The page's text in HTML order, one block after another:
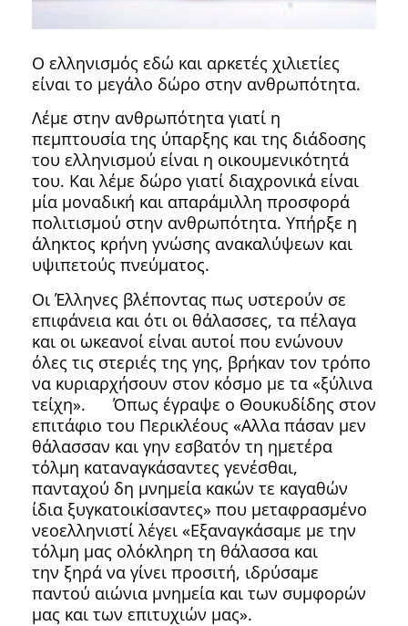
Ο ελληνισμός εδώ και αρκετές χιλιετίες
είναι το μεγάλο δώρο στην ανθρωπότητα.
Λέμε στην ανθρωπότητα γιατί η
πεμπτουσία της ύπαρξης και της διάδοσης
του ελληνισμού είναι η οικουμενικότητά
του. Και λέμε δώρο γιατί διαχρονικά είναι
μία μοναδική και απαράμιλλη προσφορά
πολιτισμού στην ανθρωπότητα. Υπήρξε η
άληκτος κρήνη γνώσης ανακαλύψεων και
υψιπετούς πνεύματος.
Οι Έλληνες βλέποντας πως υστερούν σε
επιφάνεια και ότι οι θάλασσες, τα πέλαγα
και οι ωκεανοί είναι αυτοί που ενώνουν
όλες τις στεριές της γης, βρήκαν τον τρόπο
να κυριαρχήσουν στον κόσμο με τα «ξύλινα
τείχη». Όπως έγραψε ο Θουκυδίδης στον
επιτάφιο του Περικλέους «Αλλα πάσαν μεν
θάλασσαν και γην εσβατόν τη ημετέρα
τόλμη καταναγκάσαντες γενέσθαι,
πανταχού δη μνημεία κακών τε καγαθών
ίδια ξυγκατοικίσαντες» που μεταφρασμένο
νεοελληνιστί λέγει «Εξαναγκάσαμε με την
τόλμη μας ολόκληρη τη θάλασσα και
την ξηρά να γίνει προσιτή, ιδρύσαμε
παντού αιώνια μνημεία και των συμφορών
μας και των επιτυχιών μας».